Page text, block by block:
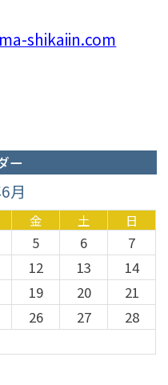
shikaiin.com
ー
月
金 土 日
5 6
7
12 13
14
19 20
21
26 27
28